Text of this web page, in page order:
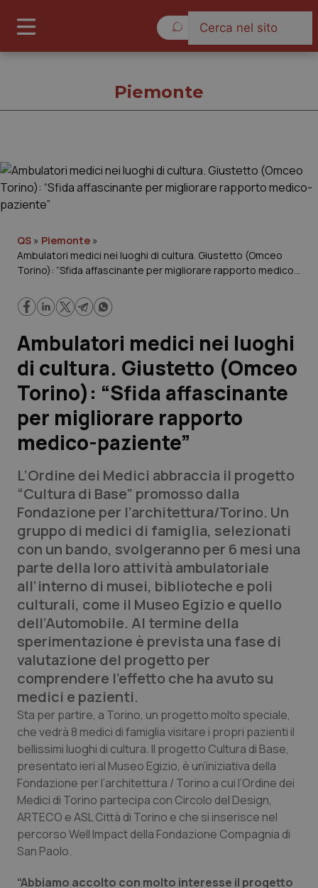
Cronache
Governo e Parlamento
Regioni e Asl
Lavoro e Professioni
Scienza e Farmaci
Studi e Analisi
Lettere al direttore
QS Pro
Professionisti Sanitari.AI
Abruzzo
Basilicata
Calabria
Campania
Emilia-Romagna
Friuli Venezia Giulia
Lazio
Liguria
QS Pro Gold
Artrite & artrosi
Asma & BPCO
Car-T
Colesterolo & coronaropatie
Dermatite Atopica
Diabete & glucometri
Disturbi dell’umore
QS Club Newsletter
Piemonte
QS » Piemonte »
Ambulatori medici nei luoghi di cultura. Giustetto (Omceo
Torino): “Sfida affascinante per migliorare rapporto medico-
Ambulatori medici nei luoghi
di cultura. Giustetto (Omceo
Torino): “Sfida affascinante
per migliorare rapporto
medico-paziente”
L’Ordine dei Medici abbraccia il progetto
“Cultura di Base” promosso dalla
Fondazione per l’architettura/Torino. Un
gruppo di medici di famiglia, selezionati
con un bando, svolgeranno per 6 mesi una
parte della loro attività ambulatoriale
all’interno di musei, biblioteche e poli
culturali, come il Museo Egizio e quello
dell’Automobile. Al termine della
sperimentazione è prevista una fase di
valutazione del progetto per
comprendere l’effetto che ha avuto su
medici e pazienti.
Sta per partire, a Torino, un progetto molto speciale,
che vedrà 8 medici di famiglia visitare i propri pazienti il
bellissimi luoghi di cultura. Il progetto Cultura di Base,
presentato ieri al Museo Egizio, è un’iniziativa della
Fondazione per l’architettura / Torino a cui l’Ordine dei
Medici di Torino partecipa con Circolo del Design,
ARTECO e ASL Città di Torino e che si inserisce nel
percorso Well Impact della Fondazione Compagnia di
San Paolo.
“Abbiamo accolto con molto interesse il progetto